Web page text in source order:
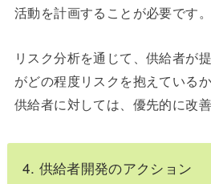
活動を計画することが必要です。
リスク分析を通じて、供給者が
がどの程度リスクを抱えている
供給者に対しては、優先的に改
4. 供給者開発のアクション